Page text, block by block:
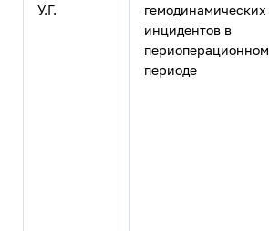
У.Г.
гемодинамических
инцидентов в
периоперационном
периоде